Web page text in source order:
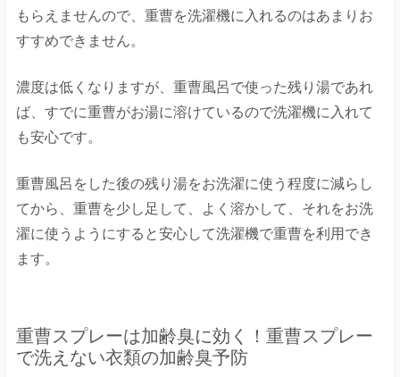
もらえませんので、重曹を洗濯機に入れるのはあまりお
すすめできません。
濃度は低くなりますが、重曹風呂で使った残り湯であれ
ば、すでに重曹がお湯に溶けているので洗濯機に入れて
も安心です。
重曹風呂をした後の残り湯をお洗濯に使う程度に減らし
てから、重曹を少し足して、よく溶かして、それをお洗
濯に使うようにすると安心して洗濯機で重曹を利用でき
ます。
重曹スプレーは加齢臭に効く！重曹スプレー
で洗えない衣類の加齢臭予防